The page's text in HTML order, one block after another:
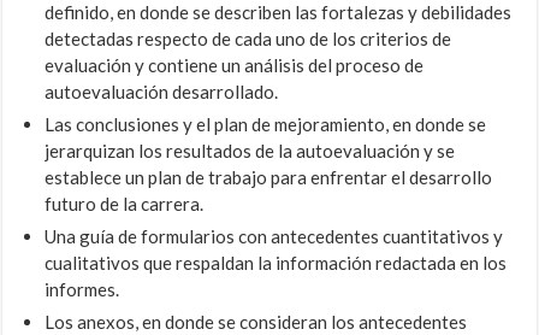
definido, en donde se describen las fortalezas y debilidades
detectadas respecto de cada uno de los criterios de
evaluación y contiene un análisis del proceso de
autoevaluación desarrollado.
Las conclusiones y el plan de mejoramiento, en donde se
jerarquizan los resultados de la autoevaluación y se
establece un plan de trabajo para enfrentar el desarrollo
futuro de la carrera.
Una guía de formularios con antecedentes cuantitativos y
cualitativos que respaldan la información redactada en los
informes.
Los anexos, en donde se consideran los antecedentes